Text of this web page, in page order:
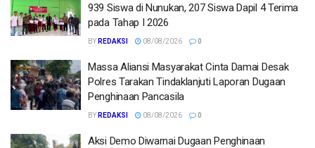
939 Siswa di Nunukan, 207 Siswa Dapil 4 Terima
pada Tahap I 2026
BY REDAKSI 08/08/2026 0
Massa Aliansi Masyarakat Cinta Damai Desak
Polres Tarakan Tindaklanjuti Laporan Dugaan
Penghinaan Pancasila
BY REDAKSI 08/08/2026 0
Aksi Demo Diwarnai Dugaan Penghinaan